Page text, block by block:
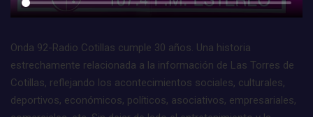
Onda 92-Radio Cotillas cumple 30 años. Una historia
estrechamente relacionada a la información de Las Torres de
Cotillas, reflejando los acontecimientos sociales, culturales,
deportivos, económicos, políticos, asociativos, empresariales,